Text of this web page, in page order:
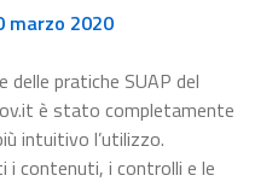
marzo 2020
delle pratiche SUAP del
è stato completamente
intuitivo l’utilizzo.
contenuti, i controlli e le